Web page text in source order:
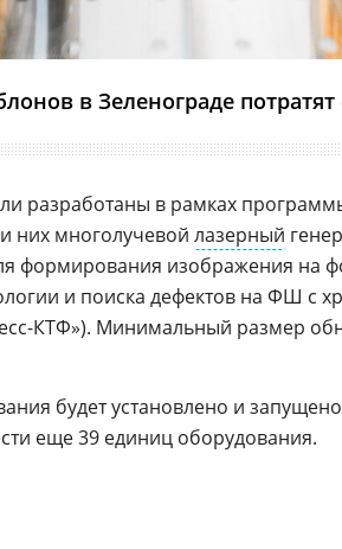
в Зеленограде
разработаны в рамках
них многолучевой лазерный
формирования изображения на
и поиска дефектов на ФШ
КТФ»). Минимальный размер
будет установлено и
еще 39 единиц оборудования.